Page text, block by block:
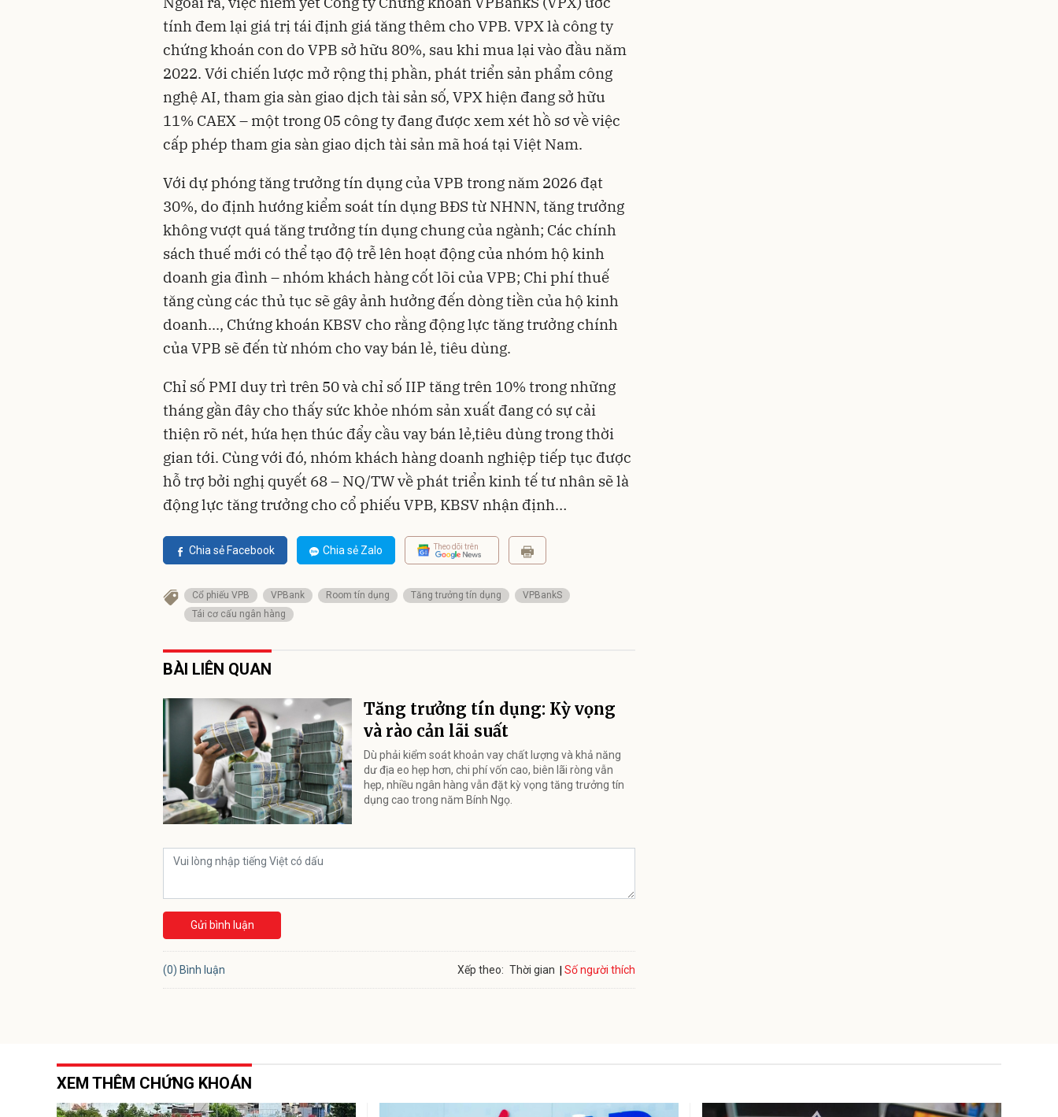
tính đem lại giá trị tái định giá tăng thêm cho VPB. VPX là công ty
chứng khoán con do VPB sở hữu 80%, sau khi mua lại vào đầu năm
2022. Với chiến lược mở rộng thị phần, phát triển sản phẩm công
nghệ AI, tham gia sàn giao dịch tài sản số, VPX hiện đang sở hữu
11% CAEX – một trong 05 công ty đang được xem xét hồ sơ về việc
cấp phép tham gia sàn giao dịch tài sản mã hoá tại Việt Nam.
Với dự phóng tăng trưởng tín dụng của VPB trong năm 2026 đạt
30%, do định hướng kiểm soát tín dụng BĐS từ NHNN, tăng trưởng
không vượt quá tăng trưởng tín dụng chung của ngành; Các chính
sách thuế mới có thể tạo độ trễ lên hoạt động của nhóm hộ kinh
doanh gia đình – nhóm khách hàng cốt lõi của VPB; Chi phí thuế
tăng cùng các thủ tục sẽ gây ảnh hưởng đến dòng tiền của hộ kinh
doanh..., Chứng khoán KBSV cho rằng động lực tăng trưởng chính
của VPB sẽ đến từ nhóm cho vay bán lẻ, tiêu dùng.
Chỉ số PMI duy trì trên 50 và chỉ số IIP tăng trên 10% trong những
tháng gần đây cho thấy sức khỏe nhóm sản xuất đang có sự cải
thiện rõ nét, hứa hẹn thúc đẩy cầu vay bán lẻ,tiêu dùng trong thời
gian tới. Cùng với đó, nhóm khách hàng doanh nghiệp tiếp tục được
hỗ trợ bởi nghị quyết 68 – NQ/TW về phát triển kinh tế tư nhân sẽ là
động lực tăng trưởng cho cổ phiếu VPB, KBSV nhận định…
Chia sẻ Facebook Chia sẻ Zalo Theo dõi trên
Cổ phiếu VPB VPBank Room tín dụng Tăng trưởng tín dụng
VPBankS
Tái cơ cấu ngân hàng
BÀI LIÊN QUAN
Tăng trưởng tín dụng: Kỳ vọng
và rào cản lãi suất
Dù phải kiểm soát khoản vay chất lượng và khả năng
dư địa eo hẹp hơn, chi phí vốn cao, biên lãi ròng vẫn
hẹp, nhiều ngân hàng vẫn đặt kỳ vọng tăng trưởng tín
dụng cao trong năm Bính Ngọ.
Gửi bình luận
(0) Bình luận Xếp theo: Thời gian Số người thích
XEM THÊM CHỨNG KHOÁN